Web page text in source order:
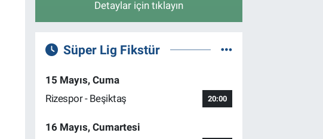
Detaylar için tıklayın
Süper Lig Fikstür
15 Mayıs, Cuma
Rizespor - Beşiktaş
20:00
16 Mayıs, Cumartesi